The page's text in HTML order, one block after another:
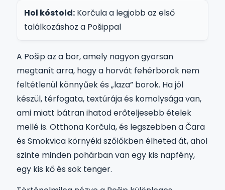
Hol kóstold: Korčula a legjobb az első
találkozáshoz a Pošippal
A Pošip az a bor, amely nagyon gyorsan
megtanít arra, hogy a horvát fehérborok nem
feltétlenül könnyűek és „laza” borok. Ha jól
készül, térfogata, textúrája és komolysága van,
ami miatt bátran ihatod erőteljesebb ételek
mellé is. Otthona Korčula, és legszebben a Čara
és Smokvica környéki szőlőkben élheted át, ahol
szinte minden pohárban van egy kis napfény,
egy kis kő és sok tenger.